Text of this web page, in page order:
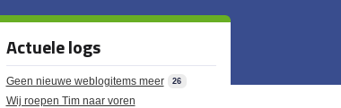
Actuele logs
Geen nieuwe weblogitems meer 26
Wij roepen Tim naar voren